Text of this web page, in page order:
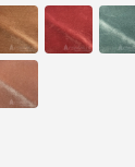
onze deskundige
dienst.